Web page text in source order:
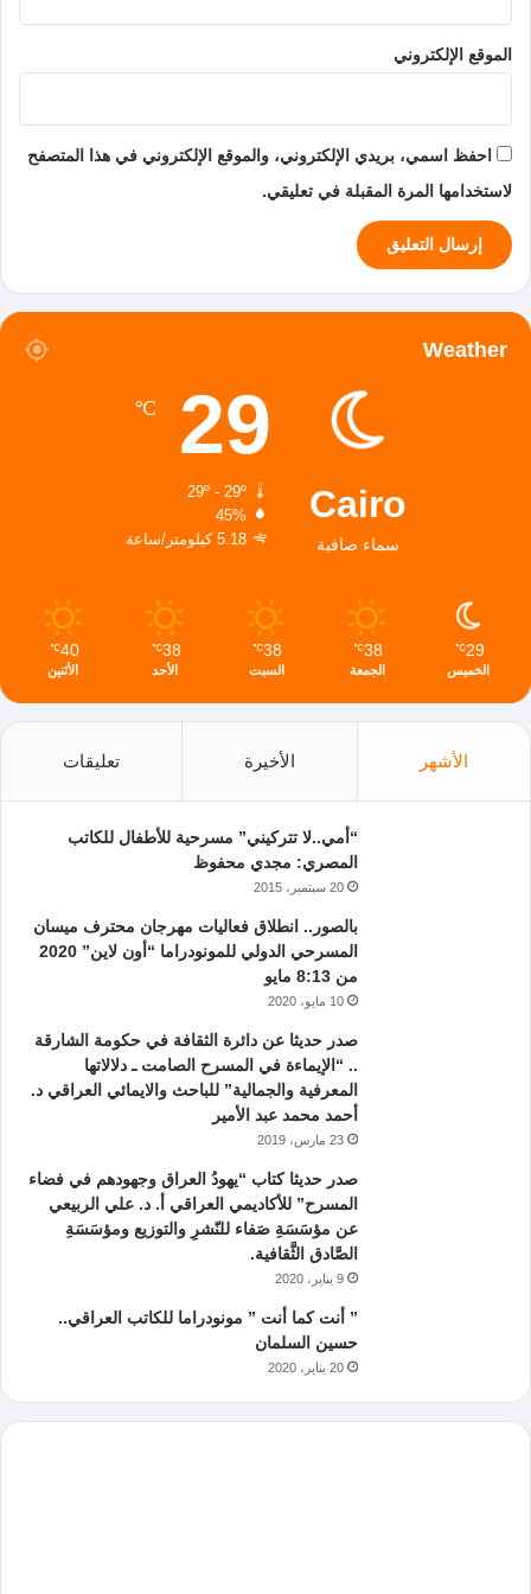
الموقع الإلكتروني
احفظ اسمي، بريدي الإلكتروني، والموقع الإلكتروني في هذا المتصفح
لاستخدامها المرة المقبلة في تعليقي.
Weather
Cairo
سماء صافية
29
℃
29º - 29º
45%
5.18 كيلومتر/ساعة
29
℃
الخميس
38
℃
الجمعة
38
℃
السبت
38
℃
الأحد
40
℃
الأثنين
الأشهر الأخيرة تعليقات
“أمي..لا تتركيني” مسرحية للأطفال للكاتب
المصري: مجدي محفوظ
20 سبتمبر، 2015
بالصور.. انطلاق فعاليات مهرجان محترف ميسان
المسرحي الدولي للمونودراما “أون لاين” 2020
من 8:13 مايو
10 مايو، 2020
صدر حديثا عن دائرة الثقافة في حكومة الشارقة
.. “الإيماءة في المسرح الصامت ـ دلالاتها
المعرفية والجمالية” للباحث والايمائي العراقي د.
أحمد محمد عبد الأمير
23 مارس، 2019
صدر حديثا كتاب “يهودُ العراق وجهودهم في فضاء
المسرح” للأكاديمي العراقي أ. د. علي الربيعي
عن مؤسَسَةِ صَفاء للنّشرِ والتوزيع ومؤسَسَةِ
الصَّادق الثَّقافية.
9 يناير، 2020
” أنت كما أنت ” مونودراما للكاتب العراقي..
حسين السلمان
20 يناير، 2020